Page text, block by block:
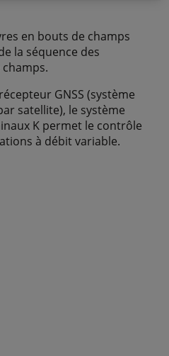
en bouts de champs
la séquence des
GNSS (système
satellite), le système
K permet le contrôle
à débit variable.